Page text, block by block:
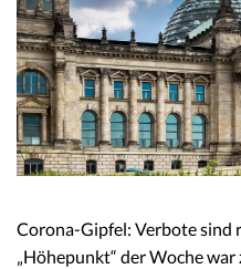
Corona-Gipfel: Verbote sind
„Höhepunkt“ der Woche